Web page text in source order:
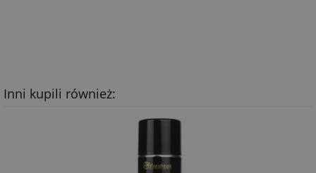
Inni kupili również: